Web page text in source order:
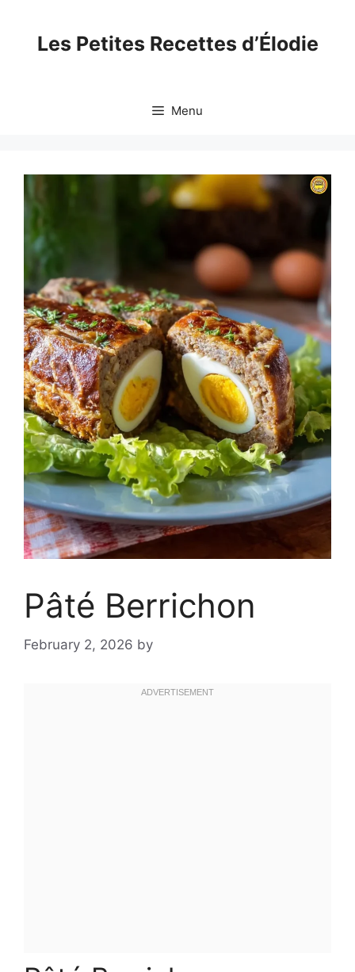
contentLes Petites Recettes d’Élodie
Menu
Pâté Berrichon
February 2, 2026 by